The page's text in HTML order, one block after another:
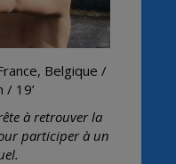
Belgique /
/ 19’
à retrouver la
participer à un